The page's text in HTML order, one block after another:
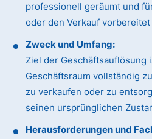
professionell geräumt und
oder den Verkauf
Zweck und Umfang:
Ziel der Geschäftsauflösung
Geschäftsraum vollständig
zu verkaufen oder zu
seinen ursprünglichen
Herausforderungen und